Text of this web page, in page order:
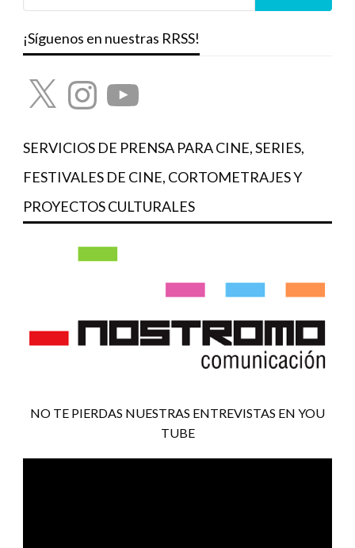
¡Síguenos en nuestras RRSS!
X InstagramYouTube
SERVICIOS DE PRENSA PARA CINE, SERIES,
FESTIVALES DE CINE, CORTOMETRAJES Y
PROYECTOS CULTURALES
NO TE PIERDAS NUESTRAS ENTREVISTAS EN YOU
TUBE